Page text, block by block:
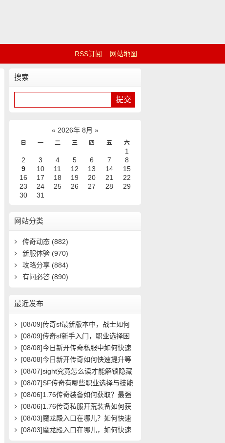
RSS订阅 网站地图
搜索
« 2026年 8月 »
日 一 二 三 四 五 六
1
2
3 4 5 6 7
8
9
10 11 12 13 14
15
16
17 18 19 20 21
22
23
24 25 26 27 28
29
30
31
网站分类
传奇动态 (882)
新服体验 (970)
攻略分享 (884)
有问必答 (890)
最近发布
[08/09]传奇sf最新版本中，战士如何
快速提升战斗力？
[08/09]传奇sf新手入门，职业选择困
惑求指点？
[08/08]今日新开传奇私服中如何快速
提升角色等级？
[08/08]今日新开传奇如何快速提升等
级？
[08/07]sight究竟怎么读才能解锁隐藏
关卡？新手必看攻略解析
[08/07]SF传奇有哪些职业选择与技能
搭配攻略？
[08/06]1.76传奇装备如何获取？最强
装备属性与搭配攻略
[08/06]1.76传奇私服开荒装备如何获
取？在哪里能领取到？
[08/03]魔龙殿入口在哪儿？如何快速
到达并通关？
[08/03]魔龙殿入口在哪儿，如何快速